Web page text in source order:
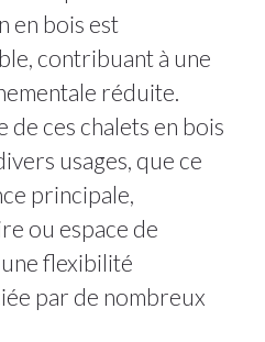
en bois est
contribuant à une
réduite.
de ces chalets en bois
usages, que ce
principale,
ou espace de
flexibilité
par de nombreux